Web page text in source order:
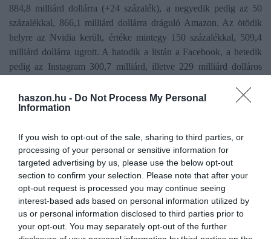
haszon.hu - Do Not Process My Personal
Information
If you wish to opt-out of the sale, sharing to third parties, or
processing of your personal or sensitive information for
targeted advertising by us, please use the below opt-out
section to confirm your selection. Please note that after your
opt-out request is processed you may continue seeing
interest-based ads based on personal information utilized by
us or personal information disclosed to third parties prior to
your opt-out. You may separately opt-out of the further
884,8 milliárd dollárra (+24 százalék), a negyedik pedig az 50
százalékkal, 866,1 milliárd dollárra dráguló Amazon. Az ötödik
helyre az Nvidia került, értéke mintegy 150 százalékkal, 509,4
milliárd dollárra ugrott. A hatodik a listán a Facebook, a hetedik
pedig az Instagram 300,7 milliárd, illetve 229 milliárd dolláros
Az ötödik helyről a nyolcadik helyre csúszott vissza a
dollárra csökkent. Az Oracle a kilencedik, márkaértéke 48
százalékkal, 215,35 milliárd dollárra nőtt, a tizedik pedig a Visa
213,35 milliárd dollárral (+12,9 százalék).